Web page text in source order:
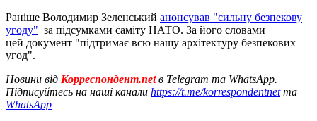
Раніше Володимир Зеленський анонсував "сильну безпекову
угоду" за підсумками саміту НАТО. За його словами
цей документ "підтримає всю нашу архітектуру безпекових
угод".
Новини від Корреспондент.netв Telegram та WhatsApp.
Підписуйтесь на наші канали https://t.me/korrespondentnetта
WhatsApp